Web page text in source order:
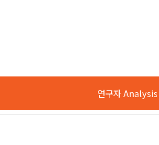
연구자 Analysis